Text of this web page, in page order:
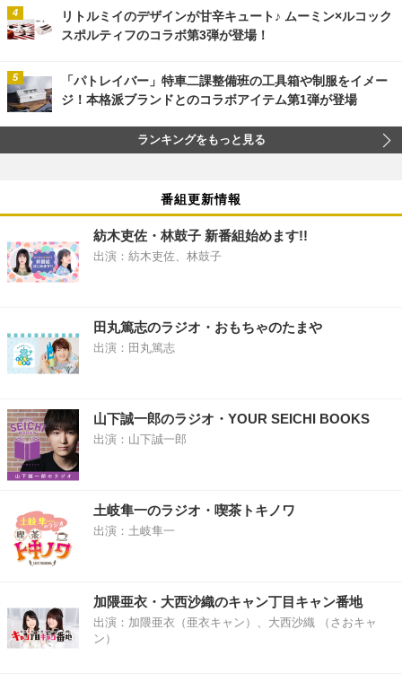
リトルミイのデザインが甘辛キュート♪ ムーミン×ルコック
スポルティフのコラボ第3弾が登場！
「パトレイバー」特車二課整備班の工具箱や制服をイメー
ジ！本格派ブランドとのコラボアイテム第1弾が登場
ランキングをもっと見る
番組更新情報
紡木吏佐・林鼓子 新番組始めます!!
出演：紡木吏佐、林鼓子
田丸篤志のラジオ・おもちゃのたまや
出演：田丸篤志
山下誠一郎のラジオ・YOUR SEICHI BOOKS
出演：山下誠一郎
土岐隼一のラジオ・喫茶トキノワ
出演：土岐隼一
加隈亜衣・大西沙織のキャン丁目キャン番地
出演：加隈亜衣（亜衣キャン）、大西沙織 （さおキャ
ン）